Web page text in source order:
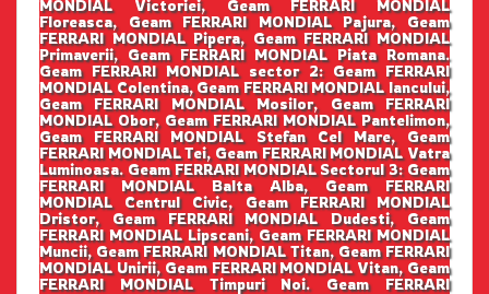
MONDIAL Victoriei, Geam FERRARI MONDIAL
Floreasca, Geam FERRARI MONDIAL Pajura, Geam
FERRARI MONDIAL Pipera, Geam FERRARI MONDIAL
Primaverii, Geam FERRARI MONDIAL Piata Romana.
Geam FERRARI MONDIAL sector 2: Geam FERRARI
MONDIAL Colentina, Geam FERRARI MONDIAL Iancului,
Geam FERRARI MONDIAL Mosilor, Geam FERRARI
MONDIAL Obor, Geam FERRARI MONDIAL Pantelimon,
Geam FERRARI MONDIAL Stefan Cel Mare, Geam
FERRARI MONDIAL Tei, Geam FERRARI MONDIAL Vatra
Luminoasa. Geam FERRARI MONDIAL Sectorul 3: Geam
FERRARI MONDIAL Balta Alba, Geam FERRARI
MONDIAL Centrul Civic, Geam FERRARI MONDIAL
Dristor, Geam FERRARI MONDIAL Dudesti, Geam
FERRARI MONDIAL Lipscani, Geam FERRARI MONDIAL
Muncii, Geam FERRARI MONDIAL Titan, Geam FERRARI
MONDIAL Unirii, Geam FERRARI MONDIAL Vitan, Geam
FERRARI MONDIAL Timpuri Noi. Geam FERRARI